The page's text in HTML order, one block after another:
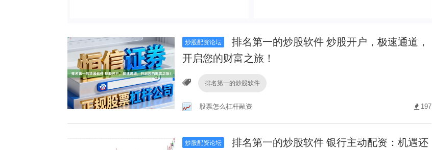
炒股配资论坛
排名第一的炒股软件 炒股开户，极速通道，
开启您的财富之旅！
排名第一的炒股软件
股票怎么杠杆融资 197
炒股配资论坛
排名第一的炒股软件 银行主动配资：机遇还